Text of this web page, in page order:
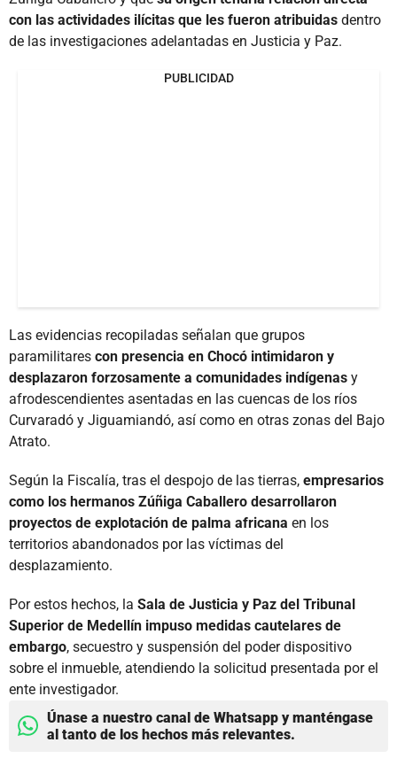
con las actividades ilícitas que les fueron atribuidas dentro
de las investigaciones adelantadas en Justicia y Paz.
PUBLICIDAD
Las evidencias recopiladas señalan que grupos
paramilitares con presencia en Chocó intimidaron y
desplazaron forzosamente a comunidades indígenas y
afrodescendientes asentadas en las cuencas de los ríos
Curvaradó y Jiguamiandó, así como en otras zonas del Bajo
Atrato.
Según la Fiscalía, tras el despojo de las tierras, empresarios
como los hermanos Zúñiga Caballero desarrollaron
proyectos de explotación de palma africana en los
territorios abandonados por las víctimas del
desplazamiento.
Por estos hechos, la Sala de Justicia y Paz del Tribunal
Superior de Medellín impuso medidas cautelares de
embargo, secuestro y suspensión del poder dispositivo
sobre el inmueble, atendiendo la solicitud presentada por el
ente investigador.
Únase a nuestro canal de Whatsapp y manténgase
al tanto de los hechos más relevantes.